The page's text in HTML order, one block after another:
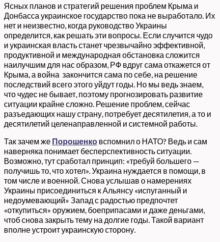
Ясных планов и стратегий решения проблем Крыма и
Донбасса украинское государство пока не выработало. Их
нет и неизвестно, когда руководство Украины
определится, как решать эти вопросы. Если случится чудо
и украинская власть станет чрезвычайно эффективной,
продуктивной и международная обстановка сложится
наилучшим для нас образом, РФ вдруг сама откажется от
Крыма, а война закончится сама по себе, на решение
последствий всего этого уйдут годы. Но мы ведь знаем,
что чудес не бывает, поэтому прогнозировать развитие
ситуации крайне сложно. Решение проблем, сейчас
разъедающих нашу страну, потребует десятилетия, а то и
десятилетий целенаправленной и системной работы.
Так зачем же Порошенко вспомнил о НАТО? Ведь и сам
наверняка понимает бесперспективность ситуации.
Возможно, тут сработал принцип: «требуй большего —
получишь то, что хотел». Украина нуждается в помощи, в
том числе и военной. Снова услышав о намерениях
Украины присоединиться к Альянсу «испуганный и
недоумевающий» Запад с радостью предпочтет
«откупиться» оружием, боеприпасами и даже деньгами,
чтоб снова закрыть тему на долгие годы. Такой вариант
вполне устроит украинскую сторону.